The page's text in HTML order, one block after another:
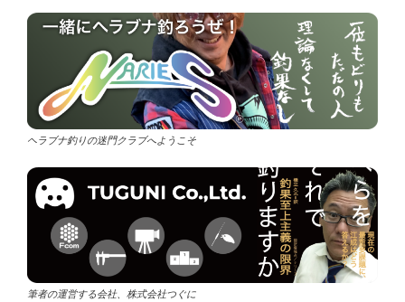
ヘラブナ釣りの迷門クラブへようこそ
筆者の運営する会社、株式会社つぐに